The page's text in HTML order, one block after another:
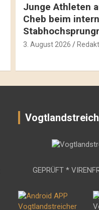
Junge Athleten
Cheb beim
3. August 2026
GEPRÜFT *